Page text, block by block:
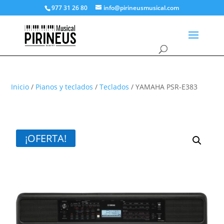
977 31 26 80 info@pirineusmusical.com
Inicio / Pianos y teclados /Teclados / YAMAHA PSR-E383
¡OFERTA!